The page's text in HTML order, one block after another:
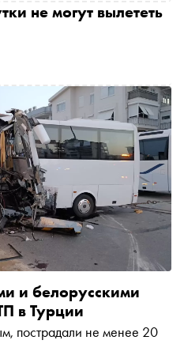
не могут вылететь
и белорусскими
в Турции
пострадали не менее 20